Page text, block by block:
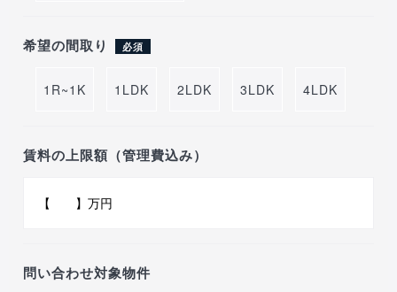
希望の間取り 必須
1R~1K 1LDK 2LDK 3LDK 4LDK
賃料の上限額（管理費込み）
問い合わせ対象物件